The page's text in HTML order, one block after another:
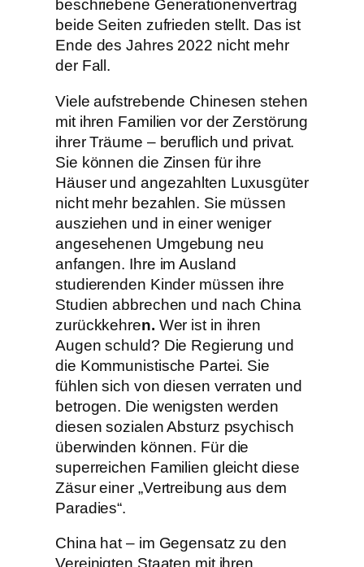
beschriebene Generationenvertrag
beide Seiten zufrieden stellt. Das ist
Ende des Jahres 2022 nicht mehr
der Fall.
Viele aufstrebende Chinesen stehen
mit ihren Familien vor der Zerstörung
ihrer Träume – beruflich und privat.
Sie können die Zinsen für ihre
Häuser und angezahlten Luxusgüter
nicht mehr bezahlen. Sie müssen
ausziehen und in einer weniger
angesehenen Umgebung neu
anfangen. Ihre im Ausland
studierenden Kinder müssen ihre
Studien abbrechen und nach China
zurückkehren. Wer ist in ihren
Augen schuld? Die Regierung und
die Kommunistische Partei. Sie
fühlen sich von diesen verraten und
betrogen. Die wenigsten werden
diesen sozialen Absturz psychisch
überwinden können. Für die
superreichen Familien gleicht diese
Zäsur einer „Vertreibung aus dem
Paradies“.
China hat – im Gegensatz zu den